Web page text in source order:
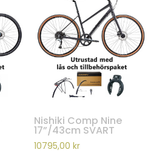
Nishiki Comp Nine
17”/43cm SVART
10795,00 kr